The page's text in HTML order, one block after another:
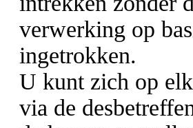
verwerking op
ingetrokken.
U kunt zich op
via de